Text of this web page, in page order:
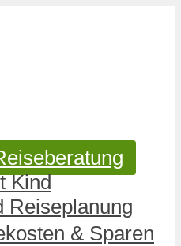
Kind
Reiseplanung
& Sparen